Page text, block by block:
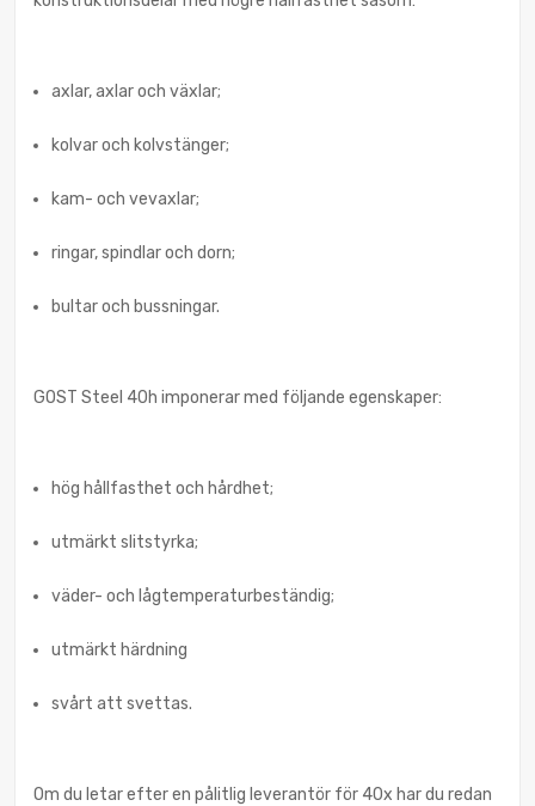
axlar, axlar och växlar;
kolvar och kolvstänger;
kam- och vevaxlar;
ringar, spindlar och dorn;
bultar och bussningar.
GOST Steel 40h imponerar med följande egenskaper:
hög hållfasthet och hårdhet;
utmärkt slitstyrka;
väder- och lågtemperaturbeständig;
utmärkt härdning
svårt att svettas.
Om du letar efter en pålitlig leverantör för 40x har du redan